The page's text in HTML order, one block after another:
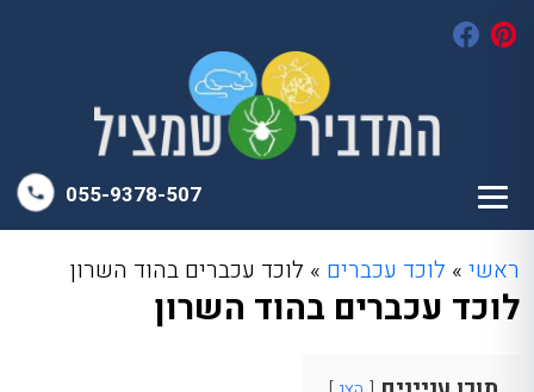
055-9378-507
ראשי » לוכד עכברים » לוכד עכברים בהוד השרון
לוכד עכברים בהוד השרון